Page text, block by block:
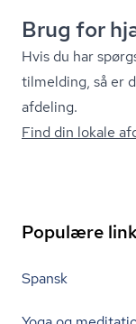
Brug for
Hvis du har
tilmelding, så er
afdeling.
Find din lokale
Populære
Spansk